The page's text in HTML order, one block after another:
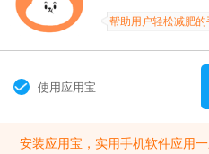
帮助用户轻松减肥的
使用应用宝
安装应用宝，实用手机软件应用